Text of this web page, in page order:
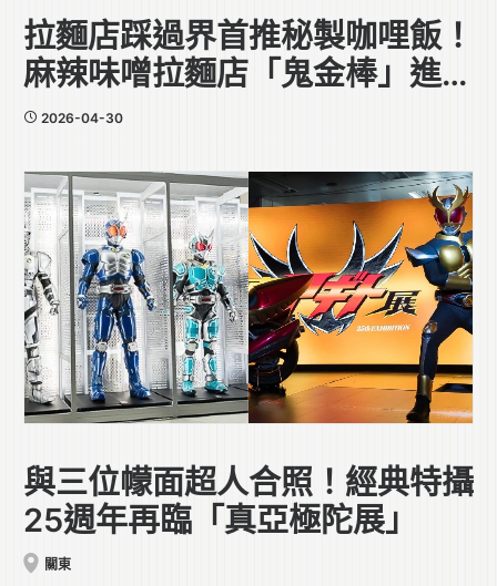
拉麵店踩過界首推秘製咖哩飯！
麻辣味噌拉麵店「鬼金棒」進駐
中環
2026-04-30
與三位幪面超人合照！經典特攝
25週年再臨「真亞極陀展」
關東